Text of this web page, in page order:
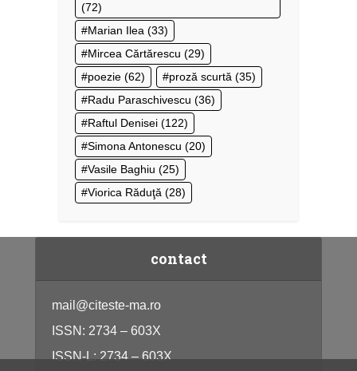
(72)
Marian Ilea (33)
Mircea Cărtărescu (29)
poezie (62) proză scurtă (35)
Radu Paraschivescu (36)
Raftul Denisei (122)
Simona Antonescu (20)
Vasile Baghiu (25)
Viorica Răduţă (28)
contact
mail@citeste-ma.ro
ISSN: 2734 – 603X
ISSN-L: 2734 – 603X